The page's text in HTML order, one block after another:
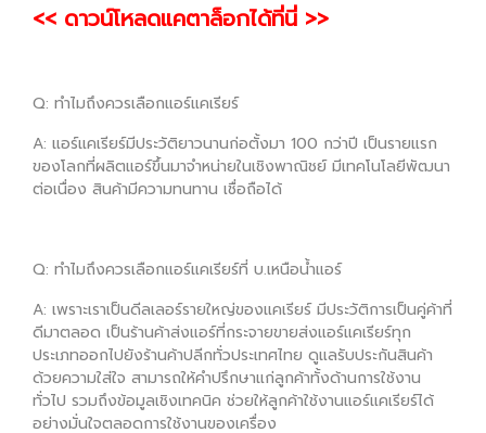
<< ดาวน์โหลดแคตาล็อกได้ที่นี่ >>
Q: ทำไมถึงควรเลือกแอร์แคเรียร์
A: แอร์แคเรียร์มีประวัติยาวนานก่อตั้งมา 100 กว่าปี เป็นรายแรก
ของโลกที่ผลิตแอร์ขึ้นมาจำหน่ายในเชิงพาณิชย์ มีเทคโนโลยีพัฒนา
ต่อเนื่อง สินค้ามีความทนทาน เชื่อถือได้
Q: ทำไมถึงควรเลือกแอร์แคเรียร์ที่ บ.เหนือน้ำแอร์
A: เพราะเราเป็นดีลเลอร์รายใหญ่ของแคเรียร์ มีประวัติการเป็นคู่ค้าที่
ดีมาตลอด เป็นร้านค้าส่งแอร์ที่กระจายขายส่งแอร์แคเรียร์ทุก
ประเภทออกไปยังร้านค้าปลีกทั่วประเทศไทย ดูแลรับประกันสินค้า
ด้วยความใส่ใจ สามารถให้คำปรึกษาแก่ลูกค้าทั้งด้านการใช้งาน
ทั่วไป รวมถึงข้อมูลเชิงเทคนิค ช่วยให้ลูกค้าใช้งานแอร์แคเรียร์ได้
อย่างมั่นใจตลอดการใช้งานของเครื่อง